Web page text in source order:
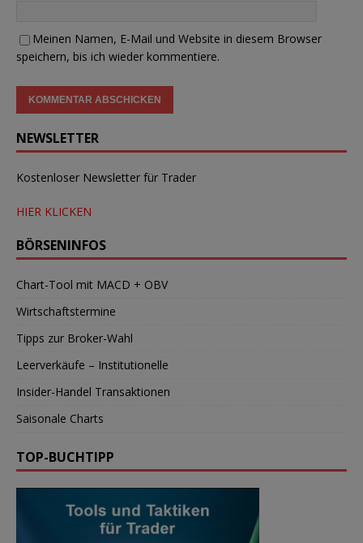
Meinen Namen, E-Mail und Website in diesem Browser
speichern, bis ich wieder kommentiere.
NEWSLETTER
Kostenloser Newsletter für Trader
HIER KLICKEN
BÖRSENINFOS
Chart-Tool mit MACD + OBV
Wirtschaftstermine
Tipps zur Broker-Wahl
Leerverkäufe – Institutionelle
Insider-Handel Transaktionen
Saisonale Charts
TOP-BUCHTIPP